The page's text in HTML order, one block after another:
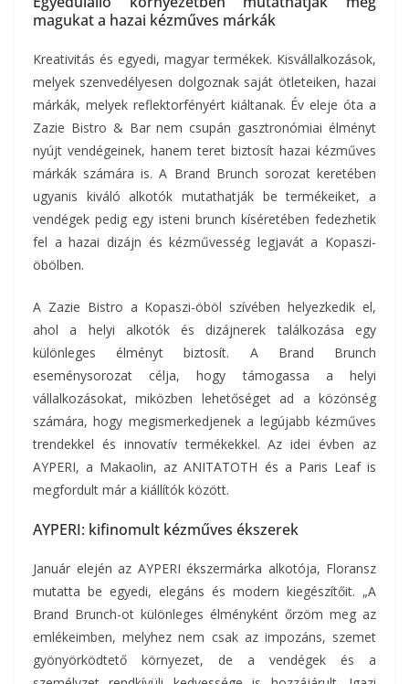
magukat a hazai kézműves márkák
Kreativitás és egyedi, magyar termékek. Kisvállalkozások,
melyek szenvedélyesen dolgoznak saját ötleteiken, hazai
márkák, melyek reflektorfényért kiáltanak. Év eleje óta a
Zazie Bistro & Bar nem csupán gasztronómiai élményt
nyújt vendégeinek, hanem teret biztosít hazai kézműves
márkák számára is. A Brand Brunch sorozat keretében
ugyanis kiváló alkotók mutathatják be termékeiket, a
vendégek pedig egy isteni brunch kíséretében fedezhetik
fel a hazai dizájn és kézművesség legjavát a Kopaszi-
öbölben.
A Zazie Bistro a Kopaszi-öböl szívében helyezkedik el,
ahol a helyi alkotók és dizájnerek találkozása egy
különleges élményt biztosít. A Brand Brunch
eseménysorozat célja, hogy támogassa a helyi
vállalkozásokat, miközben lehetőséget ad a közönség
számára, hogy megismerkedjenek a legújabb kézműves
trendekkel és innovatív termékekkel. Az idei évben az
AYPERI, a Makaolin, az ANITATOTH és a Paris Leaf is
megfordult már a kiállítók között.
AYPERI: kifinomult kézműves ékszerek
Január elején az AYPERI ékszermárka alkotója, Floransz
mutatta be egyedi, elegáns és modern kiegészítőit. „A
Brand Brunch-ot különleges élményként őrzöm meg az
emlékeimben, melyhez nem csak az impozáns, szemet
gyönyörködtető környezet, de a vendégek és a